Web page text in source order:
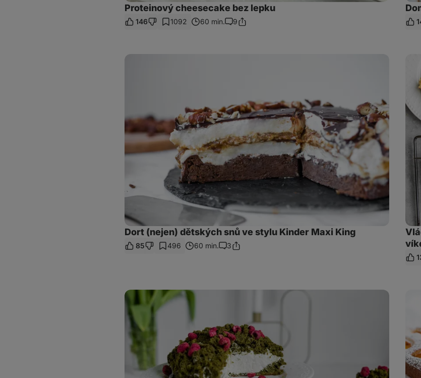
Proteinový cheesecake bez lepku
146 1092 60 min.
Komentáře
9Sdílet
Dort
King
Dort (nejen) dětských snů ve stylu Kinder Maxi King
85 496 60 min.
Komentáře
3Sdílet
celý
víkend
Mechový
dort